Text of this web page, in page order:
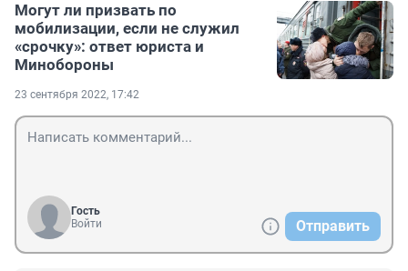
Могут ли призвать по
мобилизации, если не служил
«срочку»: ответ юриста и
Минобороны
23 сентября 2022, 17:42
Гость
Войти
Отправить